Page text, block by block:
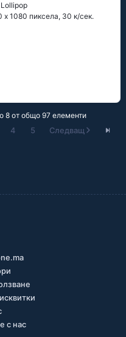
Lоlliрор
x 1080 пиксела, 30 к/сек.
8 от общо 97 елементи
4 5 Следващ
с нас